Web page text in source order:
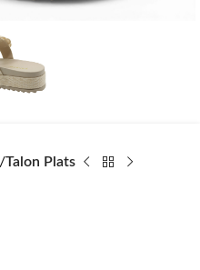
Talon Plats